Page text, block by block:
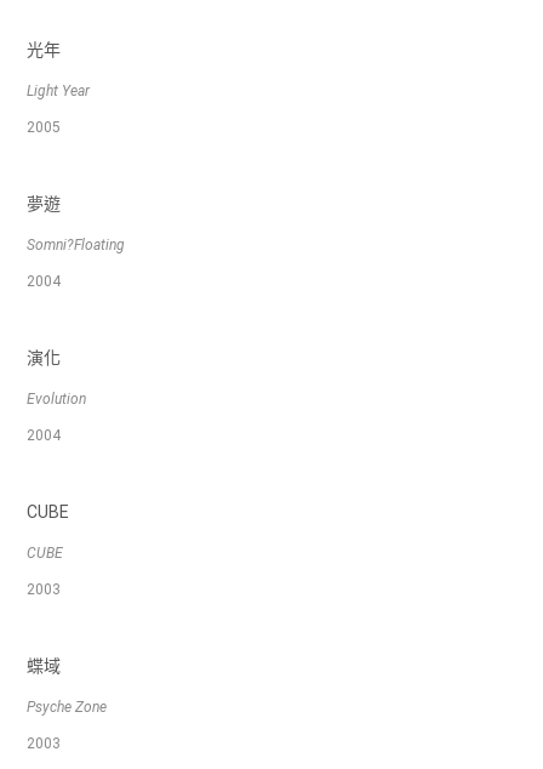
光年
Light Year
2005
夢遊
Somni?Floating
2004
演化
Evolution
2004
CUBE
CUBE
2003
蝶域
Psyche Zone
2003